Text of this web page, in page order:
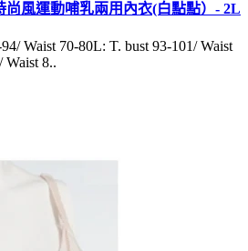
尚風運動哺乳兩用內衣(白點點）- 2L
Waist 70-80L: T. bust 93-101/ Waist
Waist 8..